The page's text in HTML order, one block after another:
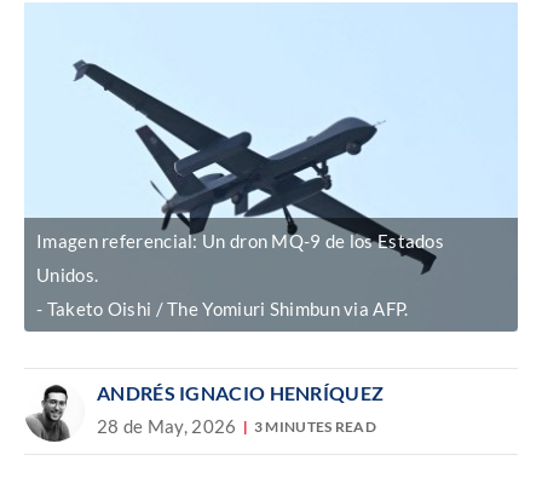
Imagen referencial: Un dron MQ-9 de los Estados
Unidos.
Taketo Oishi / The Yomiuri Shimbun via AFP.
ANDRÉS IGNACIO HENRÍQUEZ
28 de May, 2026 3 MINUTES READ